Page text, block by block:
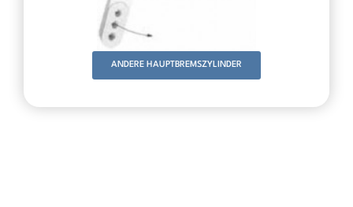
ANDERE HAUPTBREMSZYLINDER